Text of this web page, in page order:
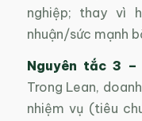
nghiệp; thay vì
nhuận/sức mạnh
Nguyên tắc 3 –
Trong Lean,
nhiệm vụ (tiêu